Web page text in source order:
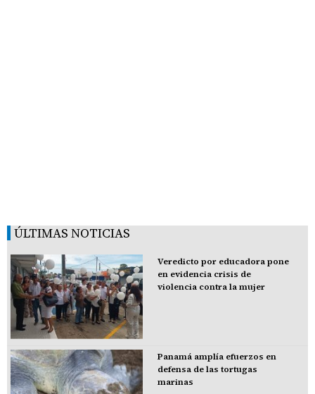
ÚLTIMAS NOTICIAS
Veredicto por educadora pone
en evidencia crisis de
violencia contra la mujer
Panamá amplía efuerzos en
defensa de las tortugas
marinas